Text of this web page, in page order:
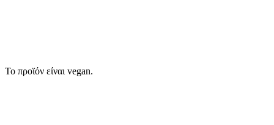
Το προϊόν είναι vegan.